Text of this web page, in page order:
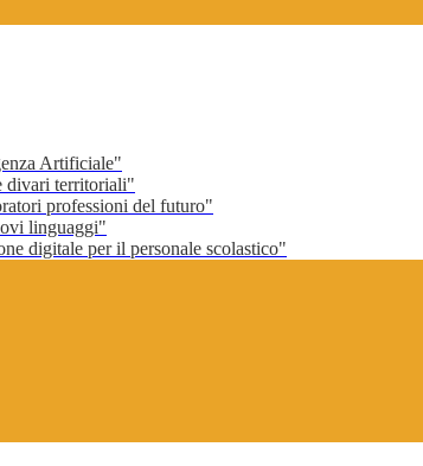
Artificiale"
divari territoriali"
professioni del futuro"
linguaggi"
digitale per il personale scolastico"